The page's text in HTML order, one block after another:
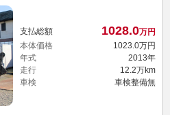
支払総額 1028.0万円
本体価格
1023. 0万円
年式
2013年
走行
12.2万km
車検
車検整備無